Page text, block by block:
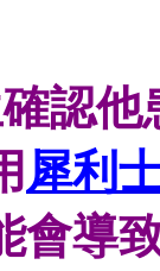
認
犀利
會導